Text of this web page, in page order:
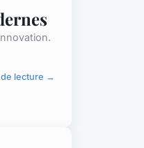
de lecture →